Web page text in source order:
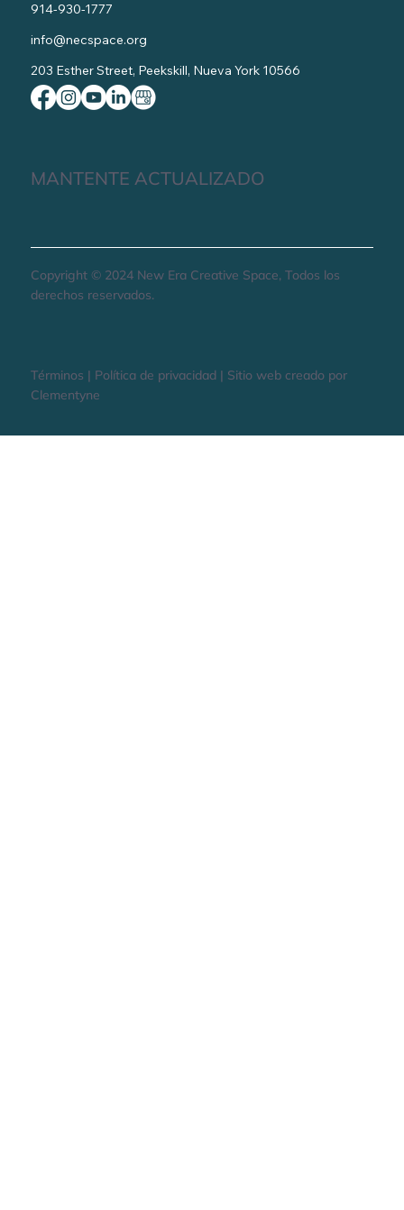
914-930-1777
info@necspace.org
203 Esther Street, Peekskill, Nueva York 10566
MANTENTE ACTUALIZADO
Copyright © 2024 New Era Creative Space, Todos los
derechos reservados.
Términos | Política de privacidad | Sitio web creado por
Clementyne